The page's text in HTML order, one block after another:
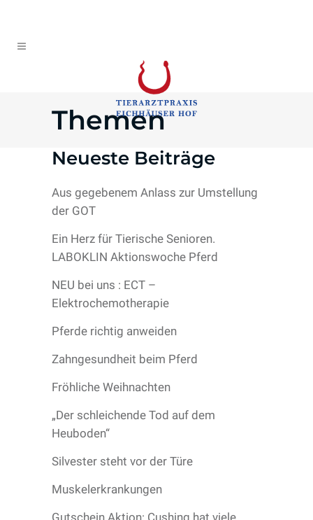
Themen
Neueste Beiträge
Aus gegebenem Anlass zur Umstellung
der GOT
Ein Herz für Tierische Senioren.
LABOKLIN Aktionswoche Pferd
NEU bei uns : ECT –
Elektrochemotherapie
Pferde richtig anweiden
Zahngesundheit beim Pferd
Fröhliche Weihnachten
„Der schleichende Tod auf dem
Heuboden“
Silvester steht vor der Türe
Muskelerkrankungen
Gutschein Aktion: Cushing hat viele